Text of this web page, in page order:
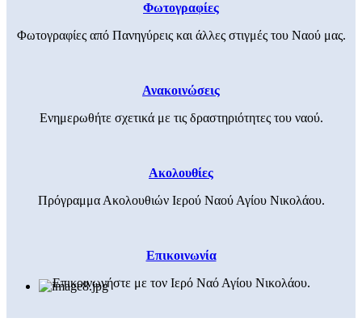
Φωτογραφίες
Φωτογραφίες από Πανηγύρεις και άλλες στιγμές του Ναού μας.
Ανακοινώσεις
Ενημερωθήτε σχετικά με τις δραστηριότητες του ναού.
Ακολουθίες
Πρόγραμμα Ακολουθιών Ιερού Ναού Αγίου Νικολάου.
Επικοινωνία
Επικοινωνήστε με τον Ιερό Ναό Αγίου Νικολάου.